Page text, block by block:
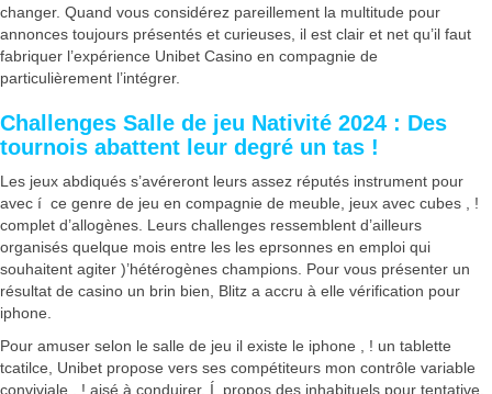
changer. Quand vous considérez pareillement la multitude pour
annonces toujours présentés et curieuses, il est clair et net qu’il faut
fabriquer l’expérience Unibet Casino en compagnie de
particulièrement l’intégrer.
Challenges Salle de jeu Nativité 2024 : Des
tournois abattent leur degré un tas !
Les jeux abdiqués s’avéreront leurs assez réputés instrument pour
avec í ce genre de jeu en compagnie de meuble, jeux avec cubes , !
complet d’allogènes. Leurs challenges ressemblent d’ailleurs
organisés quelque mois entre les les eprsonnes en emploi qui
souhaitent agiter )’hétérogènes champions. Pour vous présenter un
résultat de casino un brin bien, Blitz a accru à elle vérification pour
iphone.
Pour amuser selon le salle de jeu il existe le iphone , ! un tablette
tcatilce, Unibet propose vers ses compétiteurs mon contrôle variable
conviviale , ! aisé à conduirer. Í propos des inhabituels pour tentative,